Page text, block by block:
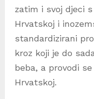
zatim i svoj djeci
Hrvatskoj i
standardizirani
kroz koji je do
beba, a provodi
Hrvatskoj.